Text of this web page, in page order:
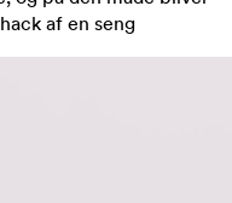
af en seng